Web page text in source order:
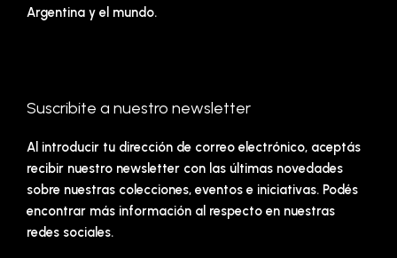
Argentina y el mundo.
Suscribite a nuestro newsletter
Al introducir tu dirección de correo electrónico, aceptás
recibir nuestro newsletter con las últimas novedades
sobre nuestras colecciones, eventos e iniciativas. Podés
encontrar más información al respecto en nuestras
redes sociales.